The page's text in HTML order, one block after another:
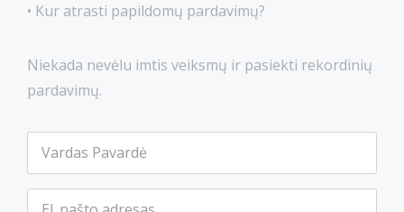
• Kur atrasti papildomų pardavimų?
Niekada nevėlu imtis veiksmų ir pasiekti rekordinių
pardavimų.